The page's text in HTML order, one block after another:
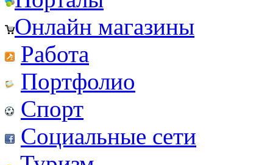
Онлайн магазины
Работа
Портфолио
Спорт
Социальные сети